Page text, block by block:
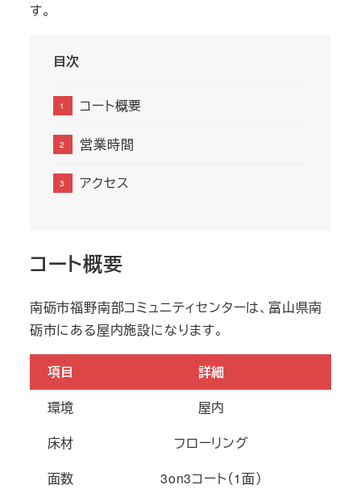
す。
目次
コート概要
営業時間
アクセス
コート概要
​南砺市福野南部コミュニティセンターは、富山県南
砺市にある屋内施設になります。
項目
詳細
環境
屋内
床材
フローリング
面数
3on3コート（1面）